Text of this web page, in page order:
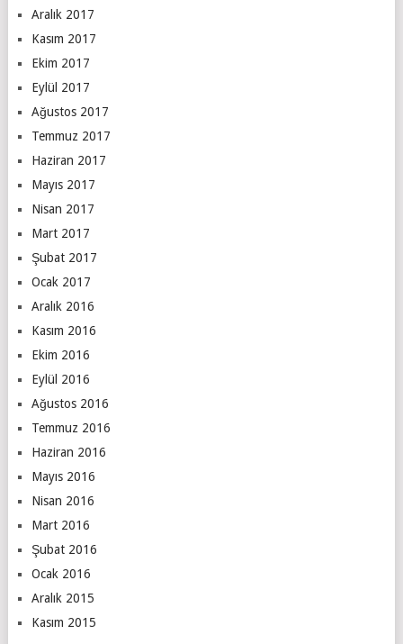
Aralık 2017
Kasım 2017
Ekim 2017
Eylül 2017
Ağustos 2017
Temmuz 2017
Haziran 2017
Mayıs 2017
Nisan 2017
Mart 2017
Şubat 2017
Ocak 2017
Aralık 2016
Kasım 2016
Ekim 2016
Eylül 2016
Ağustos 2016
Temmuz 2016
Haziran 2016
Mayıs 2016
Nisan 2016
Mart 2016
Şubat 2016
Ocak 2016
Aralık 2015
Kasım 2015